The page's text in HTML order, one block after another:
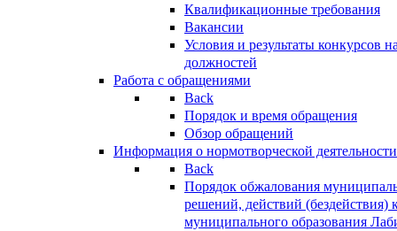
Квалификационные требования
Вакансии
Условия и результаты конкурсов
должностей
Работа с обращениями
Back
Порядок и время обращения
Обзор обращений
Информация о нормотворческой деятельности
Back
Порядок обжалования
решений, действий (бездействия)
муниципального образования